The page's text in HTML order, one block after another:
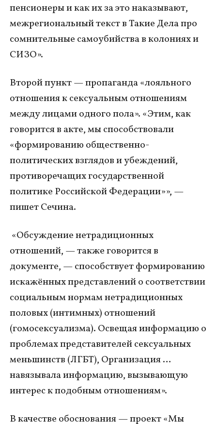
пенсионеры и как их за это наказывают,
межрегиональный текст в Такие Дела про
сомнительные самоубийства в колониях и
СИЗО».
Второй пункт — пропаганда «лояльного
отношения к сексуальным отношениям
между лицами одного пола». «Этим, как
говорится в акте, мы способствовали
«формированию общественно-
политических взглядов и убеждений,
противоречащих государственной
политике Российской Федерации»», —
пишет Сечина.
«Обсуждение нетрадиционных
отношений, — также говорится в
документе, — способствует формированию
искажённых представлений о соответствии
социальным нормам нетрадиционных
половых (интимных) отношений
(гомосексуализма). Освещая информацию о
проблемах представителей сексуальных
меньшинств (ЛГБТ), Организация …
навязывала информацию, вызывающую
интерес к подобным отношениям».
В качестве обоснования — проект «Мы